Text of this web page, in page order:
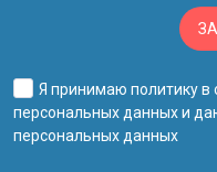
Я принимаю политику в
персональных данныхи
персональных данных